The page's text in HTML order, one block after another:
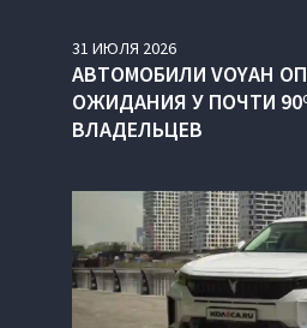
31 ИЮЛЯ 2026
АВТОМОБИЛИ VOYAH
ОЖИДАНИЯ У ПОЧТИ
ВЛАДЕЛЬЦЕВ